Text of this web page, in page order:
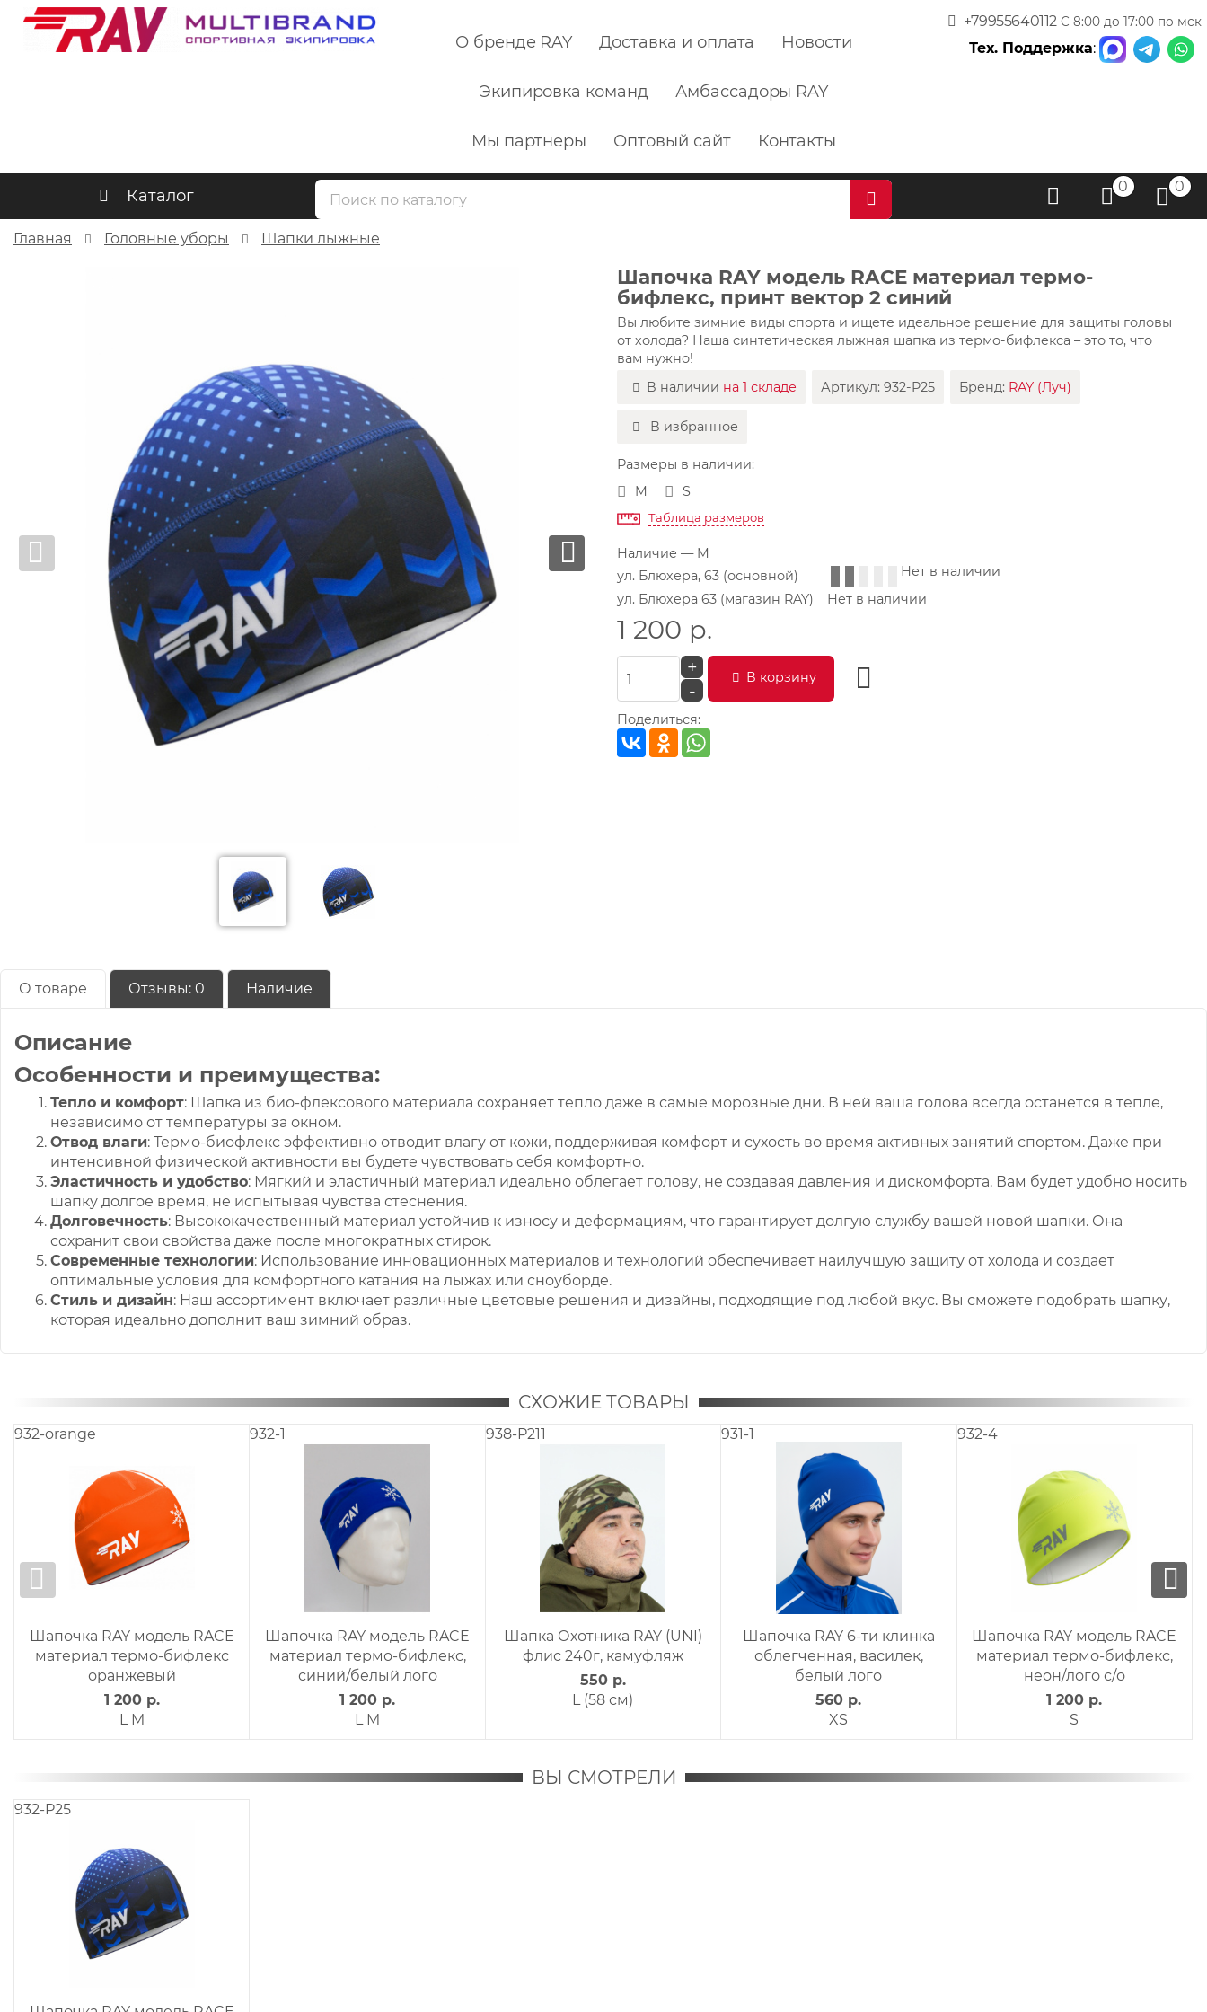
О бренде RAY Доставка и оплата Новости
Экипировка команд Амбассадоры RAY
Мы партнеры Оптовый сайт Контакты
+79955640112 С 8:00 до 17:00 по мск
Тех. Поддержка:
Каталог 0 0
Главная Головные уборы Шапки лыжные
Шапочка RAY модель RACE материал термо-
бифлекс, принт вектор 2 синий
Вы любите зимние виды спорта и ищете идеальное решение для защиты головы
от холода? Наша синтетическая лыжная шапка из термо-бифлекса – это то, что
вам нужно!
В наличии на 1 складе Артикул:932-P25 Бренд: RAY (Луч)
В избранное
Размеры в наличии:
M
S
Таблица размеров
Наличие — M
ул. Блюхера, 63 (основной)
Нет в наличии
ул. Блюхера 63 (магазин RAY)
Нет в наличии
1 200 р.
+
-
В корзину
Поделиться:
О товаре Отзывы: 0 Наличие
Описание
Особенности и преимущества:
Тепло и комфорт: Шапка из био-флексового материала сохраняет тепло даже в самые морозные дни. В ней ваша голова всегда останется в тепле,
независимо от температуры за окном.
Отвод влаги: Термо-биофлекс эффективно отводит влагу от кожи, поддерживая комфорт и сухость во время активных занятий спортом. Даже при
интенсивной физической активности вы будете чувствовать себя комфортно.
Эластичность и удобство: Мягкий и эластичный материал идеально облегает голову, не создавая давления и дискомфорта. Вам будет удобно носить
шапку долгое время, не испытывая чувства стеснения.
Долговечность: Высококачественный материал устойчив к износу и деформациям, что гарантирует долгую службу вашей новой шапки. Она
сохранит свои свойства даже после многократных стирок.
Современные технологии: Использование инновационных материалов и технологий обеспечивает наилучшую защиту от холода и создает
оптимальные условия для комфортного катания на лыжах или сноуборде.
Стиль и дизайн: Наш ассортимент включает различные цветовые решения и дизайны, подходящие под любой вкус. Вы сможете подобрать шапку,
которая идеально дополнит ваш зимний образ.
СХОЖИЕ ТОВАРЫ
1
Шапочка RAY 6-ти клинка
облегченная, василек,
белый лого
560 р.
932-4
Шапочка RAY модель RACE
материал термо-бифлекс,
неон/лого с/о
1 200 р.
932-P281
Шапочка RAY модель RACE
материал термо-бифлекс,
принт Галактика
1 200 р.
932-P284
Шапочка RAY модель RACE
материал термо-бифлекс,
принт "Патриот"
1 200 р.
932-P288
Шапочка RAY модель RACE
материал термо-бифлекс,
принт Патриот_1синий
1 200 р.
ВЫ СМОТРЕЛИ
932-P25